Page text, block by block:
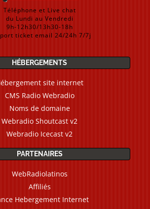
Téléphone et Live chat
du Lundi au Vendredi
9h-12h30/13h30-18h
ticket email 24/24h 7/7j
HÉBERGEMENTS
site internet
CMS Radio Webradio
Noms de domaine
Webradio Shoutcast v2
Webradio Icecast v2
PARTENAIRES
WebRadiolatinos
Affiliés
Hebergement Internet